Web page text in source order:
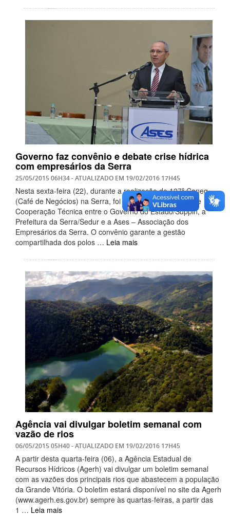
Governo faz convênio e debate crise hídrica
com empresários da Serra
25/05/2015 06H34- ATUALIZADO EM 19/02/2016 17H45
Nesta sexta-feira (22), durante a realização do 127º Caneg
(Café de Negócios) na Serra, foi assinado o Convênio de
Cooperação Técnica entre o Governo do Estado/Suppin, a
Prefeitura da Serra/Sedur e a Ases – Associação dos
Empresários da Serra. O convênio garante a gestão
compartilhada dos polos … Leia mais
Agência vai divulgar boletim semanal com
vazão de rios
06/05/2015 05H40- ATUALIZADO EM 19/02/2016 17H45
A partir desta quarta-feira (06), a Agência Estadual de
Recursos Hídricos (Agerh) vai divulgar um boletim semanal
com as vazões dos principais rios que abastecem a população
da Grande Vitória. O boletim estará disponível no site da Agerh
(www.agerh.es.gov.br) sempre às quartas-feiras, a partir das
1 … Leia mais